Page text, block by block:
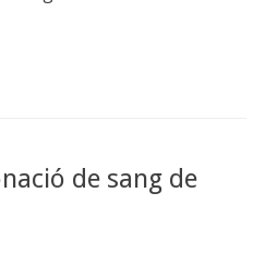
de sang de